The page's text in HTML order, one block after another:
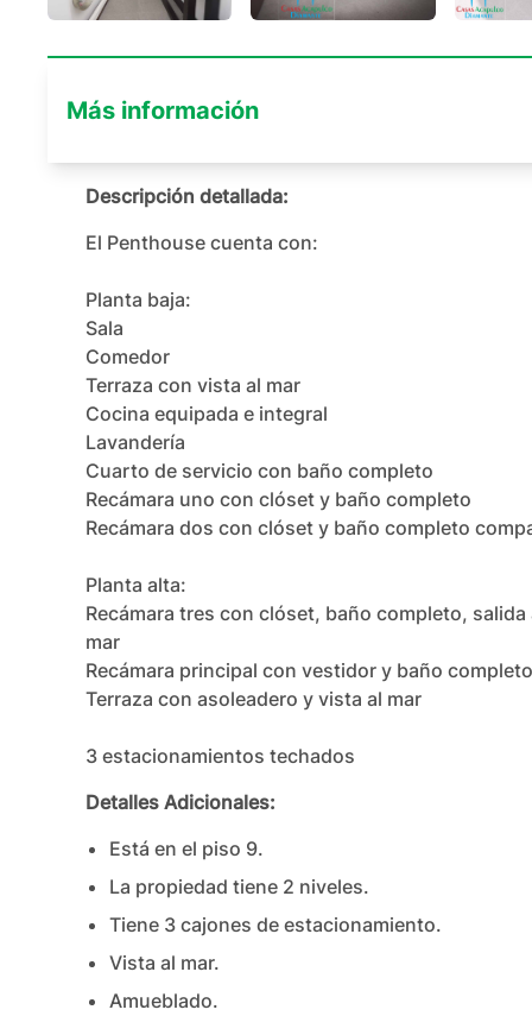
Más información
Descripción detallada:
El Penthouse cuenta con:
Planta baja:
Sala
Comedor
Terraza con vista al mar
Cocina equipada e integral
Lavandería
Cuarto de servicio con baño completo
Recámara uno con clóset y baño completo
Recámara dos con clóset y baño completo
Planta alta:
Recámara tres con clóset, baño completo,
mar
Recámara principal con vestidor y baño completo
Terraza con asoleadero y vista al mar
3 estacionamientos techados
Detalles Adicionales:
Está en el piso 9.
La propiedad tiene 2 niveles.
Tiene 3 cajones de estacionamiento.
Vista al mar.
Amueblado.